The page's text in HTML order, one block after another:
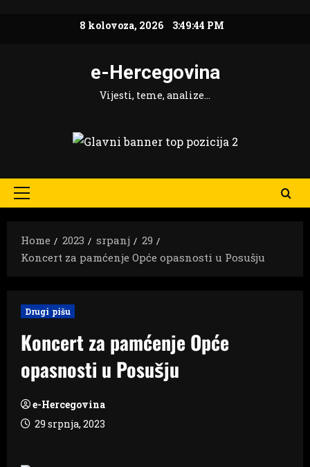
8 kolovoza, 2026 3:49:45 PM
e-Hercegovina
Vijesti, teme, analize…
Primary
Home
2023 srpanj
29
Koncert za pamćenje Opće opasnosti u Posušju
Drugi pišu
Koncert za pamćenje Opće
opasnosti u Posušju
e-Hercegovina
29 srpnja, 2023